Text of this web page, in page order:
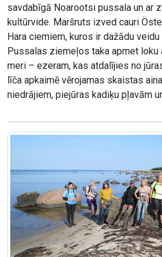
savdabīgā Noarootsi pussala un ar
kultūrvide. Maršruts izved cauri
Hara ciemiem, kuros ir dažādu
Pussalas ziemeļos taka apmet loku
meri – ezeram, kas atdalījies no
līča apkaimē vērojamas skaistas
niedrājiem, piejūras kadiķu pļavām